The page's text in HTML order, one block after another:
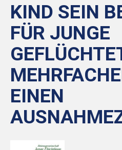
KIND SEIN
FÜR JUNGE
EINEN